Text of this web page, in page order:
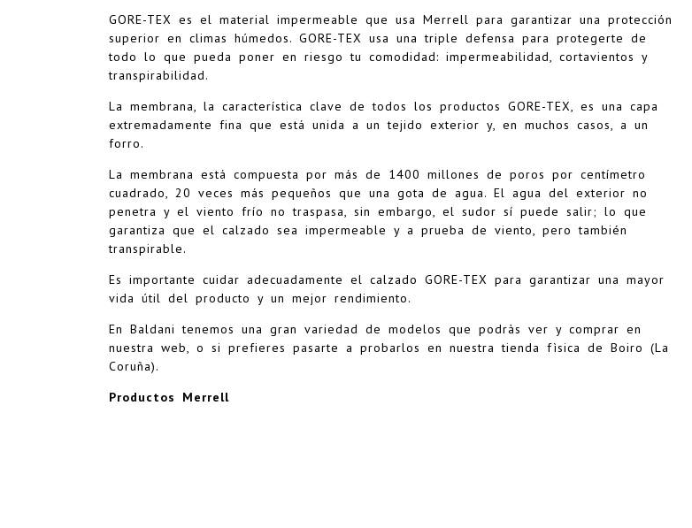
GORE-TEX es el material impermeable que usa Merrell para garantizar una protección
superior en climas húmedos. GORE-TEX usa una triple defensa para protegerte de
todo lo que pueda poner en riesgo tu comodidad: impermeabilidad, cortavientos y
transpirabilidad.
La membrana, la característica clave de todos los productos GORE-TEX, es una capa
extremadamente fina que está unida a un tejido exterior y, en muchos casos, a un
forro.
La membrana está compuesta por más de 1400 millones de poros por centímetro
cuadrado, 20 veces más pequeños que una gota de agua. El agua del exterior no
penetra y el viento frío no traspasa, sin embargo, el sudor sí puede salir; lo que
garantiza que el calzado sea impermeable y a prueba de viento, pero también
transpirable.
Es importante cuidar adecuadamente el calzado GORE-TEX para garantizar una mayor
vida útil del producto y un mejor rendimiento.
En Baldani tenemos una gran variedad de modelos que podràs ver y comprar en
nuestra web, o si prefieres pasarte a probarlos en nuestra tienda fìsica de Boiro (La
Coruña).
Productos Merrell